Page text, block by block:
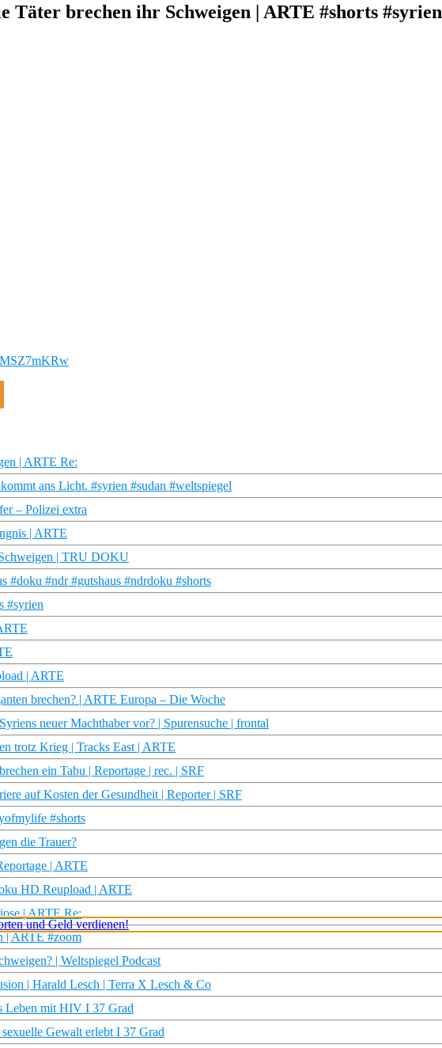
Täter brechen ihr Schweigen | ARTE #shorts #syrien
| ARTE Re:
ans Licht. #syrien #sudan #weltspiegel
– Polizei extra
| ARTE
| TRU DOKU
#doku #ndr #gutshaus #ndrdoku #shorts
#syrien
| ARTE
brechen? | ARTE Europa – Die Woche
neuer Machthaber vor? | Spurensuche | frontal
trotz Krieg | Tracks East | ARTE
ein Tabu | Reportage | rec. | SRF
auf Kosten der Gesundheit | Reporter | SRF
#shorts
die Trauer?
| ARTE
HD Reupload | ARTE
| ARTE Re:
| ARTE #zoom
| Weltspiegel Podcast
| Harald Lesch | Terra X Lesch & Co
Leben mit HIV I 37 Grad
Gewalt erlebt I 37 Grad